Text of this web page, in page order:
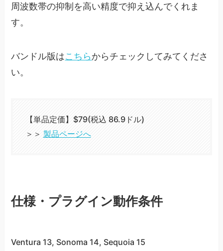
周波数帯の抑制を高い精度で抑え込んでくれま
す。
バンドル版はこちらからチェックしてみてくださ
い。
【単品定価】$79(税込 86.9ドル)
＞＞ 製品ページへ
仕様・プラグイン動作条件
Ventura 13, Sonoma 14, Sequoia 15